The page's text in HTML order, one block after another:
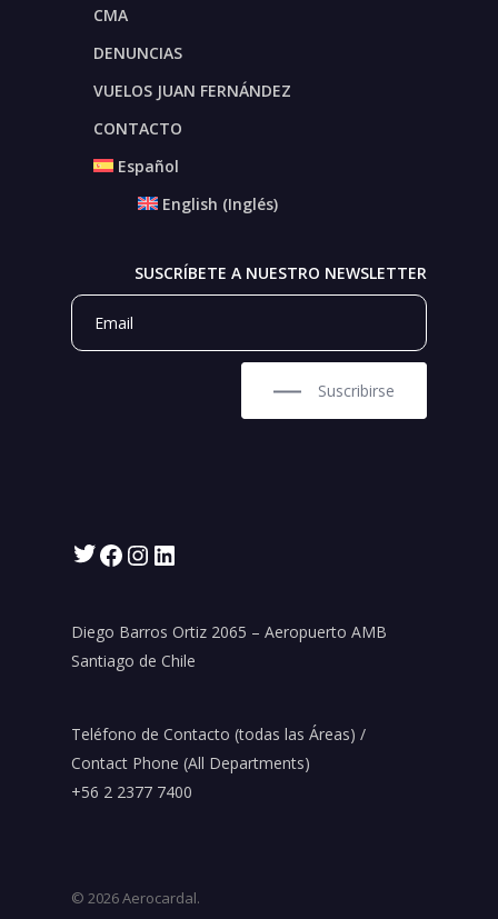
CMA
DENUNCIAS
VUELOS JUAN FERNÁNDEZ
CONTACTO
Español
English (Inglés)
SUSCRÍBETE A NUESTRO NEWSLETTER
Suscribirse
Twitter
Facebook
Instagram
Diego Barros Ortiz 2065 – Aeropuerto AMB
Santiago de Chile
Teléfono de Contacto (todas las Áreas) /
Contact Phone (All Departments)
+56 2 2377 7400
© 2026 Aerocardal.